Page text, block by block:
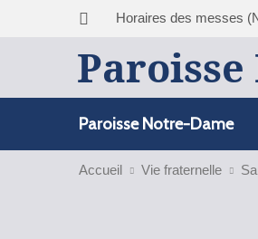
Horaires des messes
Paroisse Notre-Dame
Accueil Vie fraternelle